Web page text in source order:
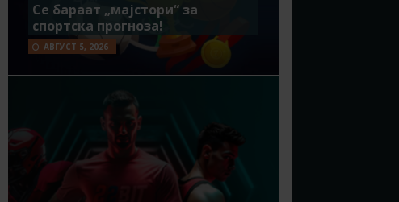
Се бараат „мајстори“ за
спортска прогноза!
АВГУСТ 5, 2026